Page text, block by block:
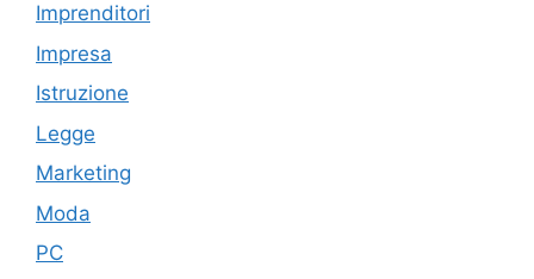
Imprenditori
Impresa
Istruzione
Legge
Marketing
Moda
PC